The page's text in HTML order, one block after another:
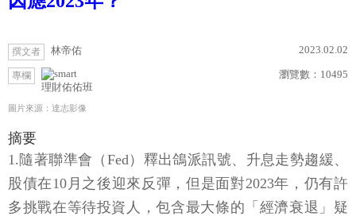
撰文者 林帝佑 2023.02.02
專欄
理財佑佑班
瀏覽數： 10495
圖片來源：達志影像
摘要
1.隨著聯準會（Fed）釋出鴿派訊號、升息走勢趨緩、
股債在10月之後迎來反彈，但是面對2023年，仍有許
多挑戰在等待投資人，包含最大條的「經濟衰退」疑